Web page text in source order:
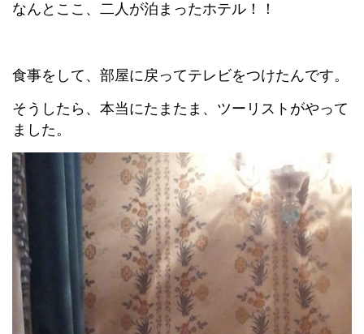
なんとここ、二人が泊まったホテル！！
食事をして、部屋に戻ってテレビをつけたんです。
そうしたら、本当にたまたま、ツーリストがやって
ました。